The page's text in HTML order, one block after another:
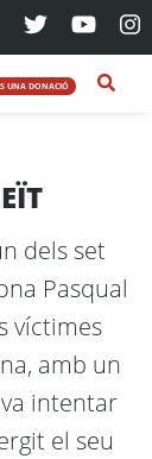
UNA DONACIÓ
dels set
Pasqual
víctimes
amb un
intentar
el seu